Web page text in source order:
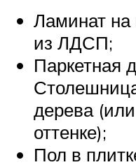
Ламинат
из ЛДСП;
Паркетная
дерева
оттенке);
Пол в